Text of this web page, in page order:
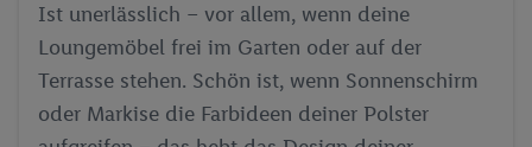
Ist unerlässlich – vor allem, wenn deine
Loungemöbel frei im Garten oder auf der
Terrasse stehen. Schön ist, wenn Sonnenschirm
oder Markise die Farbideen deiner Polster